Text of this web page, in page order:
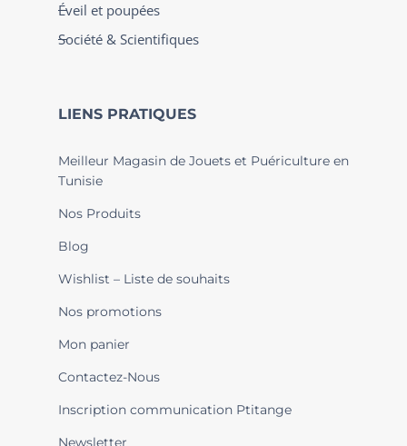
Éveil et poupées
Société & Scientifiques
LIENS PRATIQUES
Meilleur Magasin de Jouets et Puériculture en
Tunisie
Nos Produits
Blog
Wishlist – Liste de souhaits
Nos promotions
Mon panier
Contactez-Nous
Inscription communication Ptitange
Newsletter